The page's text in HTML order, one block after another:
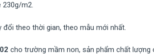
230g/m2.
theo thời gian, theo mẫu mới nhất.
cho trường mầm non, sản phẩm chất